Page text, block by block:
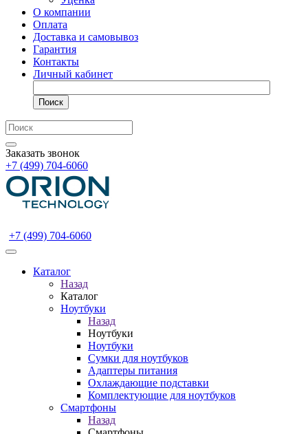
О компании
Оплата
Доставка и самовывоз
Гарантия
Контакты
Личный кабинет
Поиск
Заказать звонок
+7 (499) 704-6060
+7 (499) 704-6060
Каталог
Назад
Каталог
Ноутбуки
Назад
Ноутбуки
Ноутбуки
Сумки для ноутбуков
Адаптеры питания
Охлаждающие подставки
Комплектующие для ноутбуков
Смартфоны
Назад